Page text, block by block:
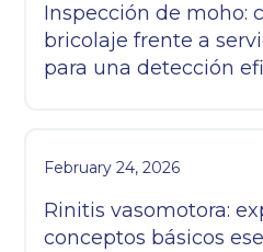
Inspección de moho:
bricolaje frente a
para una detección
February 24, 2026
Rinitis vasomotora:
conceptos básicos